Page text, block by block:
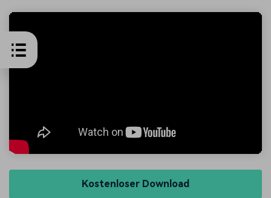
Kostenloser Download